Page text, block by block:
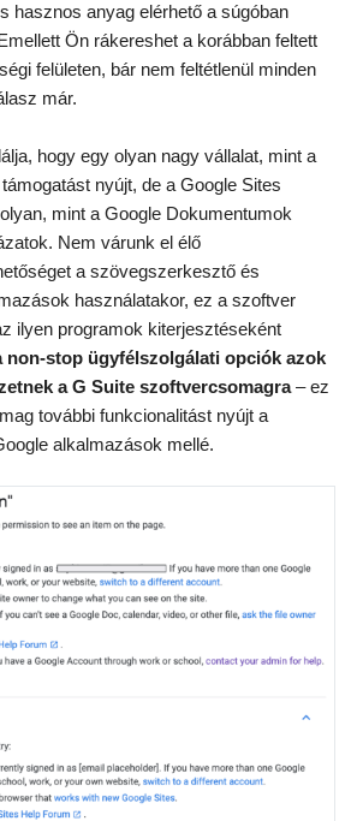
hasznos anyag elérhető a súgóban
Ön rákereshet a korábban feltett
felületen, bár nem feltétlenül minden
már.
hogy egy olyan nagy vállalat, mint a
nyújt, de a Google Sites
mint a Google Dokumentumok
Nem várunk el élő
a szövegszerkesztő és
használatakor, ez a szoftver
ilyen programok kiterjesztéseként
non-stop ügyfélszolgálati opciók azok
a G Suite szoftvercsomagra– ez
további funkcionalitást nyújt a
alkalmazások mellé.